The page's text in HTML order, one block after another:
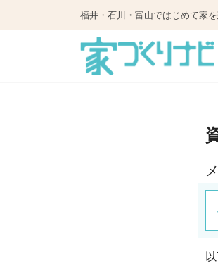
福井・石川・富山ではじめて家